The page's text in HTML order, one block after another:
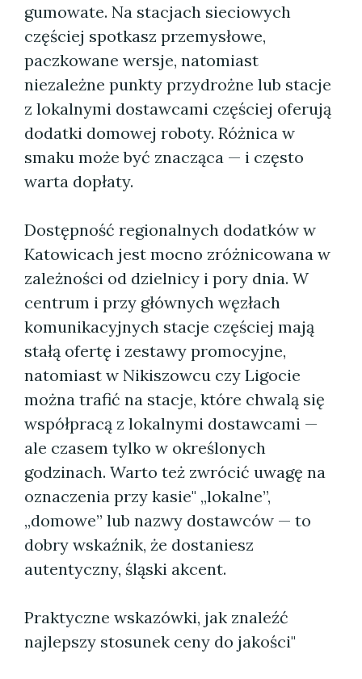
gumowate. Na stacjach sieciowych
częściej spotkasz przemysłowe,
paczkowane wersje, natomiast
niezależne punkty przydrożne lub stacje
z lokalnymi dostawcami częściej oferują
dodatki domowej roboty. Różnica w
smaku może być znacząca — i często
warta dopłaty.
Dostępność regionalnych dodatków w
Katowicach jest mocno zróżnicowana w
zależności od dzielnicy i pory dnia. W
centrum i przy głównych węzłach
komunikacyjnych stacje częściej mają
stałą ofertę i zestawy promocyjne,
natomiast w Nikiszowcu czy Ligocie
można trafić na stacje, które chwalą się
współpracą z lokalnymi dostawcami —
ale czasem tylko w określonych
godzinach. Warto też zwrócić uwagę na
oznaczenia przy kasie" „lokalne”,
„domowe” lub nazwy dostawców — to
dobry wskaźnik, że dostaniesz
autentyczny, śląski akcent.
Praktyczne wskazówki, jak znaleźć
najlepszy stosunek ceny do jakości"